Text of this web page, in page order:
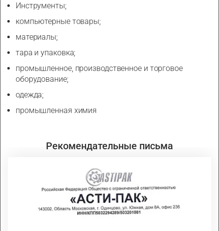
Инструменты;
компьютерные товары;
материалы;
тара и упаковка;
промышленное, производственное и торговое
оборудование;
одежда;
промышленная химия
Рекомендательные письма